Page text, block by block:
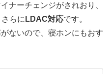
ナーチェンジがされおり、
さらに LDAC対応です。
ないので、寝ホンにもおす